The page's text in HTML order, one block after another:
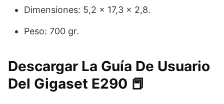
Dimensiones: 5,2 x 17,3 x 2,8.
Peso: 700 gr.
Descargar La Guía De Usuario
Del Gigaset E290 📕